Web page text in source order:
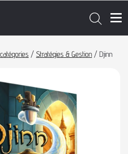
/ Stratégies & Gestion / Djinn